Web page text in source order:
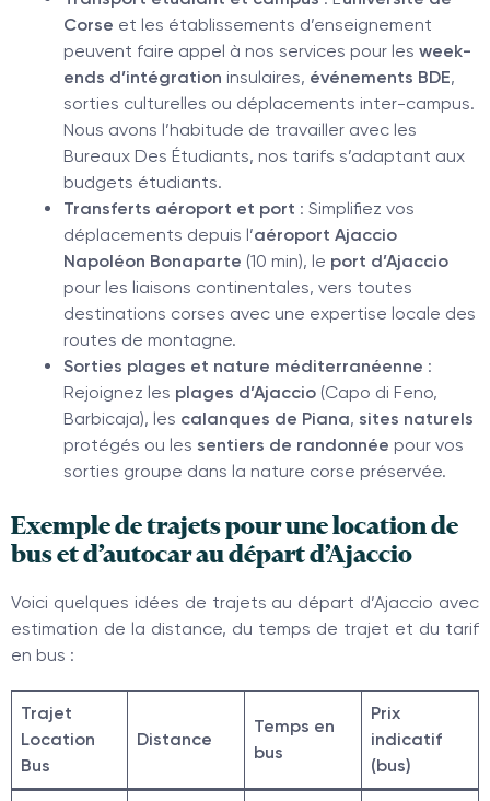
Corse et les établissements d’enseignement
peuvent faire appel à nos services pour les week-
ends d’intégration insulaires, événements BDE,
sorties culturelles ou déplacements inter-campus.
Nous avons l’habitude de travailler avec les
Bureaux Des Étudiants, nos tarifs s’adaptant aux
budgets étudiants.
Transferts aéroport et port : Simplifiez vos
déplacements depuis l’aéroport Ajaccio
Napoléon Bonaparte (10 min), le port d’Ajaccio
pour les liaisons continentales, vers toutes
destinations corses avec une expertise locale des
routes de montagne.
Sorties plages et nature méditerranéenne :
Rejoignez les plages d’Ajaccio (Capo di Feno,
Barbicaja), les calanques de Piana, sites naturels
protégés ou les sentiers de randonnée pour vos
sorties groupe dans la nature corse préservée.
Exemple de trajets pour une location de
bus et d’autocar au départ d’Ajaccio
Voici quelques idées de trajets au départ d’Ajaccio avec
estimation de la distance, du temps de trajet et du tarif
en bus :
Trajet
Location
Bus
Distance
Temps en
bus
Prix
indicatif
(bus)